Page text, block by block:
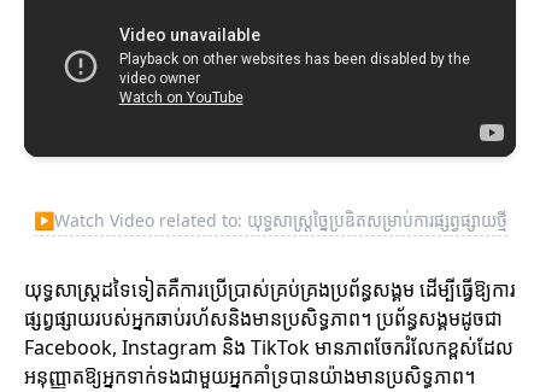
▶Watch Video related to: យុទ្ធសាស្ត្រច្នៃប្រឌិតសម្រាប់ការផ្សព្វផ្សាយថ្មី
យុទ្ធសាស្ត្រដទៃទៀតគឺការប្រើប្រាស់គ្រប់គ្រងប្រព័ន្ធសង្គម ដើម្បីធ្វើឱ្យការ
ផ្សព្វផ្សាយរបស់អ្នកឆាប់រហ័សនិងមានប្រសិទ្ធភាព។ ប្រព័ន្ធសង្គមដូចជា
Facebook, Instagram និង TikTok មានភាពចែករំលែកខ្ពស់ដែល
អនុញ្ញាតឱ្យអ្នកទាក់ទងជាមួយអ្នកគាំទ្របានយ៉ាងមានប្រសិទ្ធភាព។